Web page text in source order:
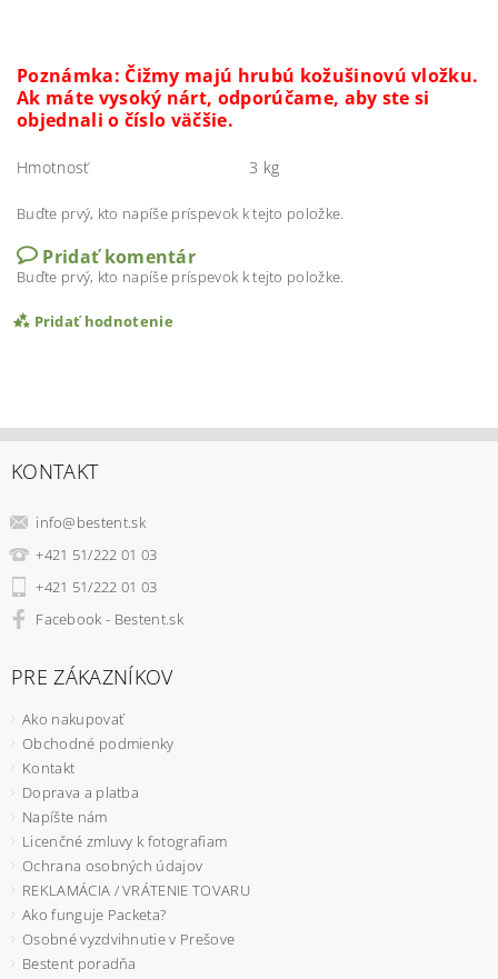
Poznámka: Čižmy majú hrubú kožušinovú vložku.
Ak máte vysoký nárt, odporúčame, aby ste si
objednali o číslo väčšie.
Hmotnosť 3 kg
Buďte prvý, kto napíše príspevok k tejto položke.
Pridať komentár
Buďte prvý, kto napíše príspevok k tejto položke.
Pridať hodnotenie
KONTAKT
info@bestent.sk
+421 51/222 01 03
+421 51/222 01 03
Facebook - Bestent.sk
PRE ZÁKAZNÍKOV
Ako nakupovať
Obchodné podmienky
Kontakt
Doprava a platba
Napíšte nám
Licenčné zmluvy k fotografiam
Ochrana osobných údajov
REKLAMÁCIA / VRÁTENIE TOVARU
Ako funguje Packeta?
Osobné vyzdvihnutie v Prešove
Bestent poradňa